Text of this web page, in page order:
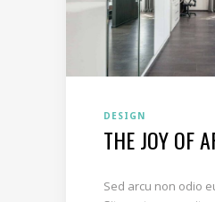
DESIGN
THE JOY OF
Sed arcu non odio